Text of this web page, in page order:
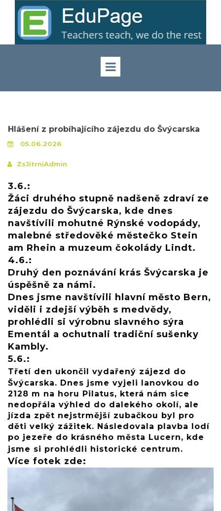
Hlášení z probíhajícího zájezdu do Švýcarska
05.06.2026
ZsJitrniAdmin
3.6.:
Žáci druhého stupně nadšeně zdraví ze
zájezdu do Švýcarska, kde dnes
navštívili mohutné Rýnské vodopády,
malebné středověké městečko Stein
am Rhein a muzeum čokolády Lindt.
4.6.:
Druhý den poznávání krás Švýcarska je
úspěšně za námi.
Dnes jsme navštívili hlavní město Bern,
viděli i zdejší výběh s medvědy,
prohlédli si výrobnu slavného sýra
Ementál a ochutnali tradiční sušenky
Kambly.
5.6.:
Třetí den ukončil vydařený zájezd do
Švýcarska. Dnes jsme vyjeli lanovkou do
2128 m na horu Pilatus, která nám sice
nedopřála výhled do dalekého okolí, ale
jízda zpět nejstrmější zubačkou byl pro
děti velký zážitek. Následovala plavba lodí
po jezeře do krásného města Lucern, kde
jsme si prohlédli historické centrum.
Více fotek zde: